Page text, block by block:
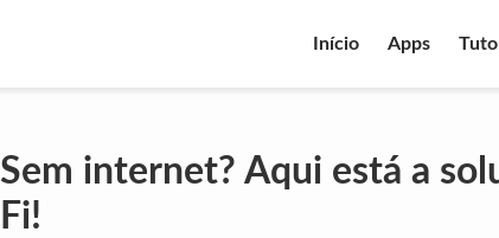
Início Apps
Sem internet? Aqui está a
Fi!